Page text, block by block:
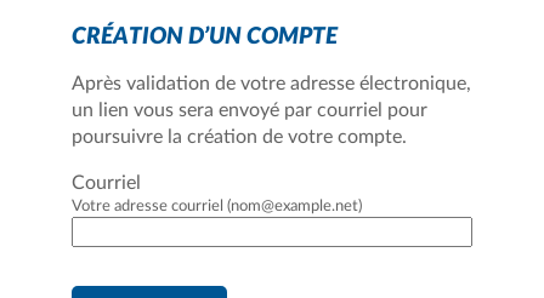
CRÉATION D’UN COMPTE
Après validation de votre adresse électronique,
un lien vous sera envoyé par courriel pour
poursuivre la création de votre compte.
Courriel
Votre adresse courriel (nom@example.net)